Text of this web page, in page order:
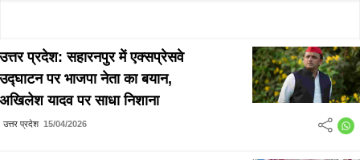
उत्तर प्रदेश: सहारनपुर में एक्सप्रेसवे
उद्घाटन पर भाजपा नेता का बयान,
अखिलेश यादव पर साधा निशाना
उत्तर प्रदेश 15/04/2026